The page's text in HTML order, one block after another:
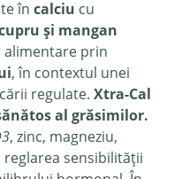
încalciu cu
și mangan
alimentare prin
, în contextul unei
regulate.Xtra-Cal
al grăsimilor.
, zinc, magneziu,
sensibilității